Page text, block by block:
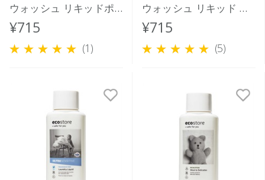
ウォッシュ リキッドポ
ンプ ＜グレープフルー
¥715
(1)
ウォッシュ リキッド ポ
ンプ＜レモン＞ 350mL
¥715
(5)